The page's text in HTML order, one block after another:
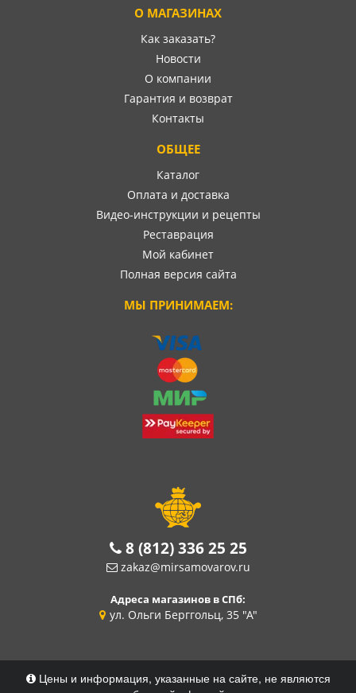
О МАГАЗИНАХ
Как заказать?
Новости
О компании
Гарантия и возврат
Контакты
ОБЩЕЕ
Каталог
Оплата и доставка
Видео-инструкции и рецепты
Реставрация
Мой кабинет
Полная версия сайта
МЫ ПРИНИМАЕМ:
8 (812) 336 25 25
zakaz@mirsamovarov.ru
Адреса магазинов в СПб:
ул. Ольги Берггольц, 35 "А"
Цены и информация, указанные на сайте, не являются